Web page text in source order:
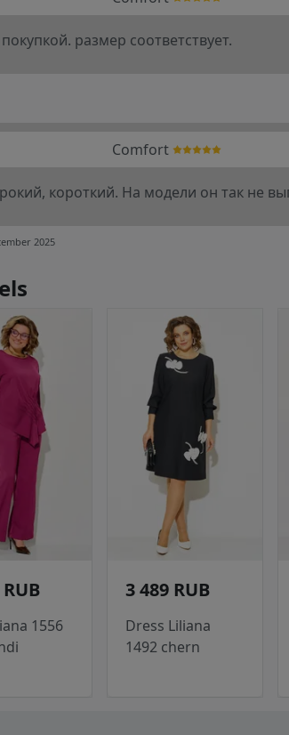
размер соответствует.
Comfort
короткий. На модели он так не
2025
1556
3 489 RUB
Dress Liliana
1492 chern